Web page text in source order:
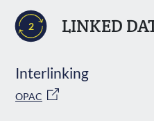
2 LINKED
Interlinking
OPAC